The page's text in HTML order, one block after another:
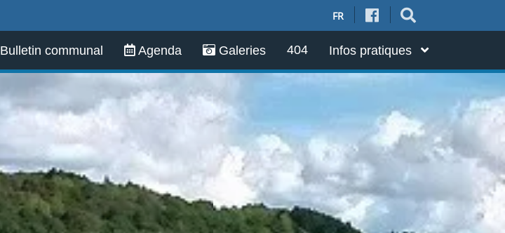
FR
Bulletin communal Agenda Galeries 404 Infos pratiques